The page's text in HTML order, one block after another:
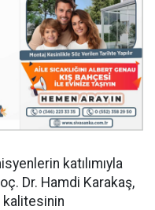
katılımıyla
Dr. Hamdi Karakaş,
kalitesinin